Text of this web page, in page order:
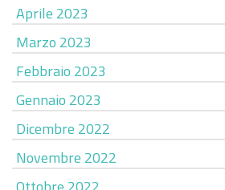
Aprile 2023
Marzo 2023
Febbraio 2023
Gennaio 2023
Dicembre 2022
Novembre 2022